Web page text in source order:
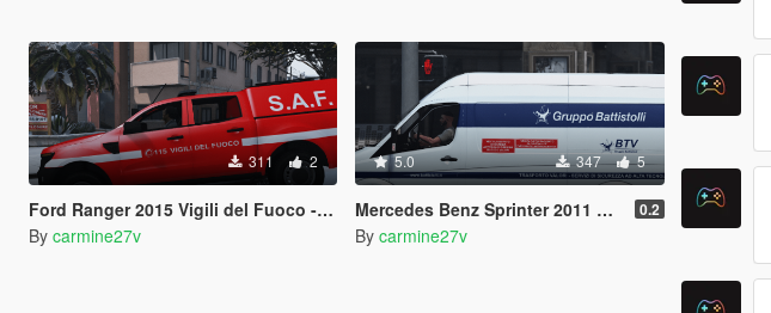
311 2
Ford Ranger 2015 Vigili del Fuoco - S.A.F. Paintjob
By carmine27v
5.0 347 5
Mercedes Benz Sprinter 2011 Battistolli Paintjob 0.2
By carmine27v